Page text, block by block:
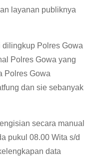
layanan publiknya
Polres Gowa
Polres Gowa yang
Polres Gowa
dan sie sebanyak
secara manual
pukul 08.00 Wita s/d
data